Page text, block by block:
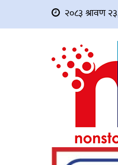
२०८३ श्रावण